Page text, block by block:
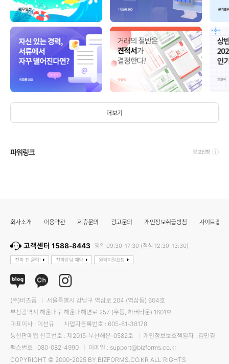
더보기
파워링크 광고신청
회사소개 이용약관 제휴문의 광고문의 개인정보취급방침 사이트맵
고객센터 1588-8443 평일 09:30-17:30 (점심 12:30-13:30)
전화 전 클릭! 전화상담 예약 원격지원요청
(주)비즈폼
서울특별시 강남구 역삼로 204 (역삼동) 604호
부산광역시 해운대구 해운대해변로 257 (우동, 하버타운) 1601호
대표이사 : 이선규
사업자등록번호 : 605-81-38178
통신판매업 신고번호 : 제2015-부산해운-0582호
개인정보보호책임자 : 김민경
팩스번호 : 080-082-4990
이메일 : support@bizforms.co.kr
COPYRIGHT © 2000-2025 BY BIZFORMS.CO.KR ALL RIGHTS